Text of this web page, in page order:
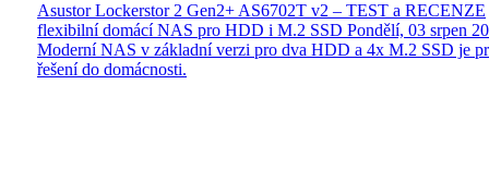
Asustor Lockerstor 2 Gen2+ AS6702T v2 – TEST a RECENZE
flexibilní domácí NAS pro HDD i M.2 SSD Pondělí, 03 srpen
Moderní NAS v základní verzi pro dva HDD a 4x M.2 SSD je
řešení do domácnosti.